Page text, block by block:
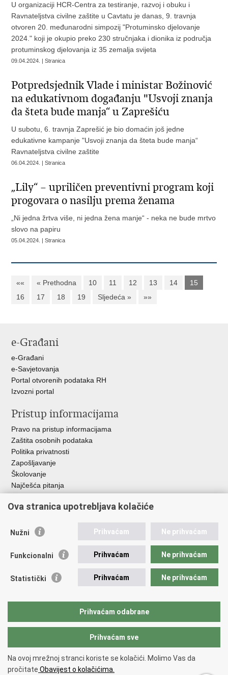
U organizaciji HCR-Centra za testiranje, razvoj i obuku i
Ravnateljstva civilne zaštite u Cavtatu je danas, 9. travnja
otvoren 20. međunarodni simpozij "Protuminsko djelovanje
2024." koji je okupio preko 230 stručnjaka i dionika iz područja
protuminskog djelovanja iz 35 zemalja svijeta
09.04.2024. | Stranica
Potpredsjednik Vlade i ministar Božinović
na edukativnom događanju "Usvoji znanja
da šteta bude manja“ u Zaprešiću
U subotu, 6. travnja Zaprešić je bio domaćin još jedne
edukativne kampanje "Usvoji znanja da šteta bude manja“
Ravnateljstva civilne zaštite
06.04.2024. | Stranica
„Lily“ – upriličen preventivni program koji
progovara o nasilju prema ženama
„Ni jedna žrtva više, ni jedna žena manje“ - neka ne bude mrtvo
slovo na papiru
05.04.2024. | Stranica
«« « Prethodna 10 11 12 13 14
15
16
17 18 19 Sljedeća » »»
e-Građani
e-Građani
e-Savjetovanja
Portal otvorenih podataka RH
Izvozni portal
Pristup informacijama
Pravo na pristup informacijama
Zaštita osobnih podataka
Politika privatnosti
Zapošljavanje
Školovanje
Najčešća pitanja
Važne poveznice
EMN Nacionalna kontaktna točka za Republiku Hrvatsku
Policijska akademija
Zaklada policijske solidarnosti
Udruge
Copyright © 2026 Ministarstvo unutarnjih poslova Republike Hrvatske.
Ova stranica upotrebljava kolačiće
Nužni Prihvaćam Ne prihvaćam
Funkcionalni Prihvaćam Ne prihvaćam
Statistički Prihvaćam Ne prihvaćam
Prihvaćam odabrane
Prihvaćam sve
Na ovoj mrežnoj stranci koriste se kolačići. Molimo Vas da
pročitate Obavijest o kolačićima.